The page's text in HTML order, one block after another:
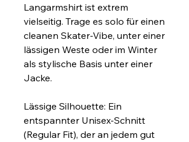
Langarmshirt ist extrem
vielseitig. Trage es solo für einen
cleanen Skater-Vibe, unter einer
lässigen Weste oder im Winter
als stylische Basis unter einer
Jacke.
Lässige Silhouette: Ein
entspannter Unisex-Schnitt
(Regular Fit), der an jedem gut